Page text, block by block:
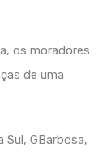
os moradores
de uma
GBarbosa,